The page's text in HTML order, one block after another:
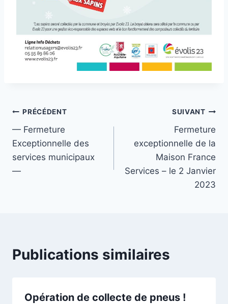
PRÉCÉDENT
— Fermeture
Exceptionnelle des
services municipaux
—
SUIVANT
Fermeture
exceptionnelle de la
Maison France
Services – le 2 Janvier
2023
Publications similaires
Opération de collecte de pneus !